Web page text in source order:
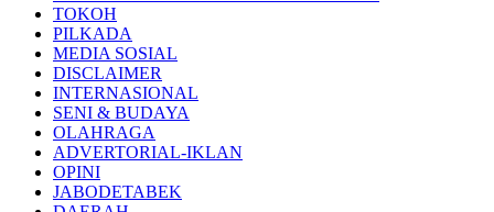
TOKOH
PILKADA
MEDIA SOSIAL
DISCLAIMER
INTERNASIONAL
SENI & BUDAYA
OLAHRAGA
ADVERTORIAL-IKLAN
OPINI
JABODETABEK